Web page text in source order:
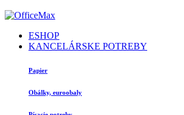
ESHOP
KANCELÁRSKE POTREBY
Papier
Obálky, euroobaly